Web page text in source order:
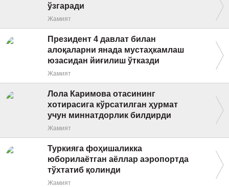
ўзгаради
Жамият
Президент 4 давлат билан
алоқаларни янада мустаҳкамлаш
юзасидан йиғилиш ўтказди
Жамият
Лола Каримова отасининг
хотирасига кўрсатилган ҳурмат
учун миннатдорлик билдирди
Жамият
Туркияга фоҳишаликка
юборилаётган аёллар аэропортда
тўхтатиб қолинди
Жамият